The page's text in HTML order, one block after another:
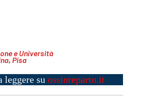
e Università
, Pisa
leggere su ossinreparto.it